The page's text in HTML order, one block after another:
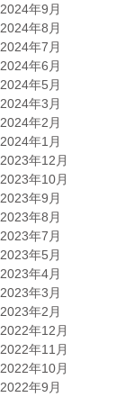
2024年9月
2024年8月
2024年7月
2024年6月
2024年5月
2024年3月
2024年2月
2024年1月
2023年12月
2023年10月
2023年9月
2023年8月
2023年7月
2023年5月
2023年4月
2023年3月
2023年2月
2022年12月
2022年11月
2022年10月
2022年9月